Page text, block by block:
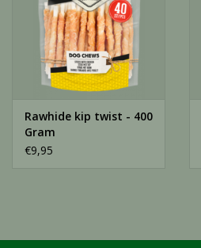
Rawhide kip twist - 400
Gram
€9,95